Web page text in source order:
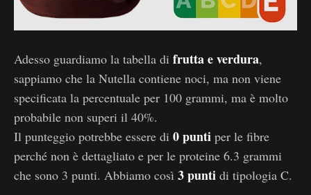
Adesso guardiamo la tabella di frutta e verdura,
sappiamo che la Nutella contiene noci, ma non viene
specificata la percentuale per 100 grammi, ma è molto
probabile non superi il 40%.
Il punteggio potrebbe essere di 0 punti per le fibre
perché non è dettagliato e per le proteine 6.3 grammi
che sono 3 punti. Abbiamo così 3 punti di tipologia C.